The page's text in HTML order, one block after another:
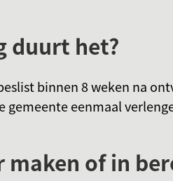
duurt het?
binnen 8 weken na
gemeente eenmaal
maken of in